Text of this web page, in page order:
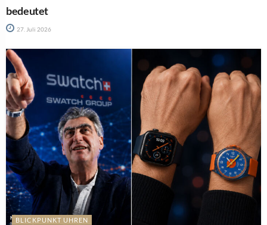
bedeutet
27. Juli 2026
BLICKPUNKT UHREN